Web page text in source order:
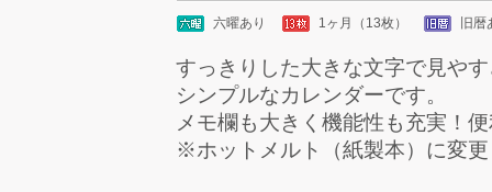
六曜あり 1ヶ月（13枚） 旧
すっきりした大きな文字で見や
シンプルなカレンダーです。
メモ欄も大きく機能性も充実！
※ホットメルト（紙製本）に変